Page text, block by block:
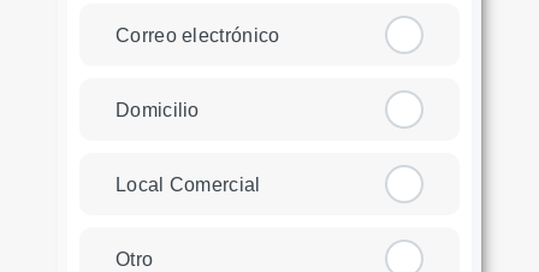
Correo electrónico
Domicilio
Local Comercial
Otro